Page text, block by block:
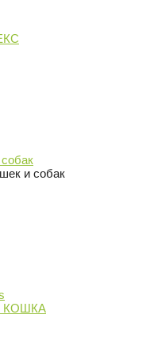
и собак
КОШКА